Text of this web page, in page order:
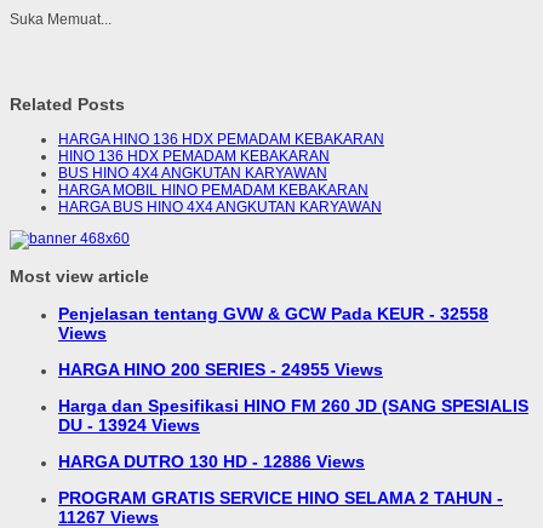
Suka Memuat...
Related Posts
HARGA HINO 136 HDX PEMADAM KEBAKARAN
HINO 136 HDX PEMADAM KEBAKARAN
BUS HINO 4X4 ANGKUTAN KARYAWAN
HARGA MOBIL HINO PEMADAM KEBAKARAN
HARGA BUS HINO 4X4 ANGKUTAN KARYAWAN
Most view article
Penjelasan tentang GVW & GCW Pada KEUR - 32558
Views
HARGA HINO 200 SERIES - 24955 Views
Harga dan Spesifikasi HINO FM 260 JD (SANG SPESIALIS
DU - 13924 Views
HARGA DUTRO 130 HD - 12886 Views
PROGRAM GRATIS SERVICE HINO SELAMA 2 TAHUN -
11267 Views